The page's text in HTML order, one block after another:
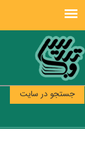
جستجو در سایت